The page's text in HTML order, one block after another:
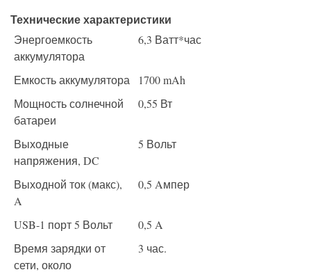
Технические характеристики
Энергоемкость
аккумулятора
6,3 Ватт*час
Емкость аккумулятора
1700 mAh
Мощность солнечной
батареи
0,55 Вт
Выходные
напряжения, DC
5 Вольт
Выходной ток (макс),
A
0,5 Aмпер
USB-1 порт 5 Вольт
0,5 A
Время зарядки от
сети, около
3 час.